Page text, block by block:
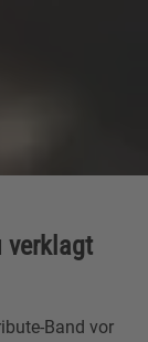
verklagt
Band vor